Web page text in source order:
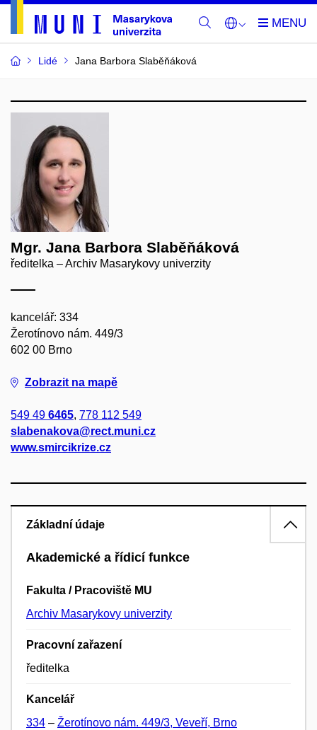
Lidé Jana Barbora Slaběňáková
Mgr. Jana Barbora Slaběňáková
ředitelka – Archiv Masarykovy univerzity
kancelář: 334
Žerotínovo nám. 449/3
602 00 Brno
Zobrazit na mapě
549 49 6465, 778 112 549
slabenakova@rect.muni.cz
www.smircikrize.cz
Základní údaje
Akademické a řídicí funkce
Fakulta / Pracoviště MU
Archiv Masarykovy univerzity
Pracovní zařazení
ředitelka
Kancelář
334 – Žerotínovo nám. 449/3, Veveří, Brno